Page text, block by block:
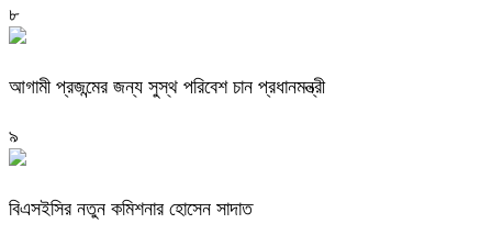
৮
আগামী প্রজন্মের জন্য সুস্থ পরিবেশ চান প্রধানমন্ত্রী
৯
বিএসইসির নতুন কমিশনার হোসেন সাদাত